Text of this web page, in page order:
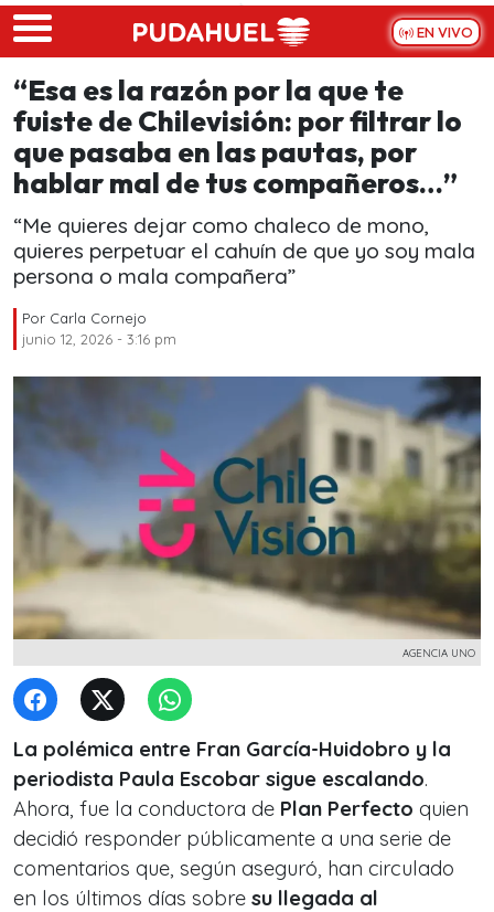
Skip to main content
EN VIVO
“Esa es la razón por la que te
fuiste de Chilevisión: por filtrar lo
que pasaba en las pautas, por
hablar mal de tus compañeros…”
“Me quieres dejar como chaleco de mono,
quieres perpetuar el cahuín de que yo soy mala
persona o mala compañera”
Por Carla Cornejo
junio 12, 2026 - 3:16 pm
AGENCIA UNO
La polémica entre Fran García-Huidobro y la
periodista Paula Escobar sigue escalando.
Ahora, fue la conductora de Plan Perfecto quien
decidió responder públicamente a una serie de
comentarios que, según aseguró, han circulado
en los últimos días sobre su llegada al